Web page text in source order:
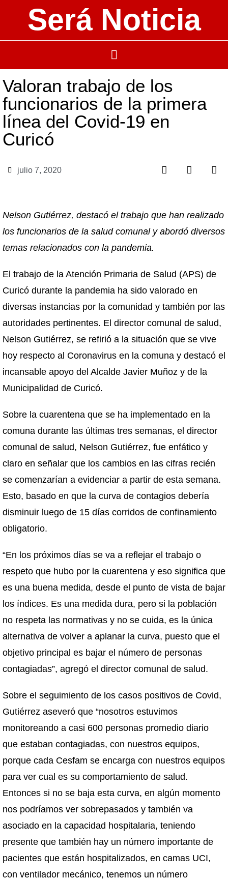
Será Noticia
Valoran trabajo de los
funcionarios de la primera
línea del Covid-19 en
Curicó
julio 7, 2020
Nelson Gutiérrez, destacó el trabajo que han realizado
los funcionarios de la salud comunal y abordó diversos
temas relacionados con la pandemia.
El trabajo de la Atención Primaria de Salud (APS) de
Curicó durante la pandemia ha sido valorado en
diversas instancias por la comunidad y también por las
autoridades pertinentes. El director comunal de salud,
Nelson Gutiérrez, se refirió a la situación que se vive
hoy respecto al Coronavirus en la comuna y destacó el
incansable apoyo del Alcalde Javier Muñoz y de la
Municipalidad de Curicó.
Sobre la cuarentena que se ha implementado en la
comuna durante las últimas tres semanas, el director
comunal de salud, Nelson Gutiérrez, fue enfático y
claro en señalar que los cambios en las cifras recién
se comenzarían a evidenciar a partir de esta semana.
Esto, basado en que la curva de contagios debería
disminuir luego de 15 días corridos de confinamiento
obligatorio.
“En los próximos días se va a reflejar el trabajo o
respeto que hubo por la cuarentena y eso significa que
es una buena medida, desde el punto de vista de bajar
los índices. Es una medida dura, pero si la población
no respeta las normativas y no se cuida, es la única
alternativa de volver a aplanar la curva, puesto que el
objetivo principal es bajar el número de personas
contagiadas”, agregó el director comunal de salud.
Sobre el seguimiento de los casos positivos de Covid,
Gutiérrez aseveró que “nosotros estuvimos
monitoreando a casi 600 personas promedio diario
que estaban contagiadas, con nuestros equipos,
porque cada Cesfam se encarga con nuestros equipos
para ver cual es su comportamiento de salud.
Entonces si no se baja esta curva, en algún momento
nos podríamos ver sobrepasados y también va
asociado en la capacidad hospitalaria, teniendo
presente que también hay un número importante de
pacientes que están hospitalizados, en camas UCI,
con ventilador mecánico, tenemos un número